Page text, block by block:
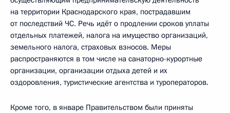
на территории Краснодарского края, пострадавшим
от последствий ЧС. Речь идёт о продлении сроков уплаты
отдельных платежей, налога на имущество организаций,
земельного налога, страховых взносов. Меры
распространяются в том числе на санаторно-курортные
организации, организации отдыха детей и их
оздоровления, туристические агентства и туроператоров.
Кроме того, в январе Правительством были приняты